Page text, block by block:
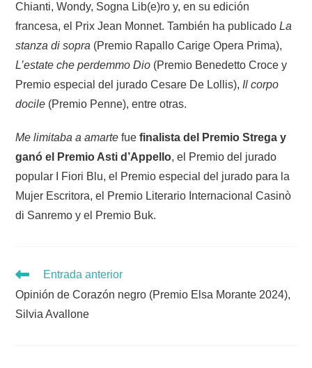
Chianti, Wondy, Sogna Lib(e)ro y, en su edición
francesa, el Prix Jean Monnet. También ha publicadoLa
stanza di sopra (Premio Rapallo Carige Opera Prima),
L’estate che perdemmo Dio (Premio Benedetto Croce y
Premio especial del jurado Cesare De Lollis), Il corpo
docile (Premio Penne), entre otras.
Me limitaba a amarte fuefinalista del Premio Strega y
ganó el Premio Asti d’Appello, el Premio del jurado
popular I Fiori Blu, el Premio especial del jurado para la
Mujer Escritora, el Premio Literario Internacional Casinò
di Sanremo y el Premio Buk.
Leer
artículos
Entrada anterior
Opinión de Corazón negro (Premio Elsa Morante 2024),
Silvia Avallone